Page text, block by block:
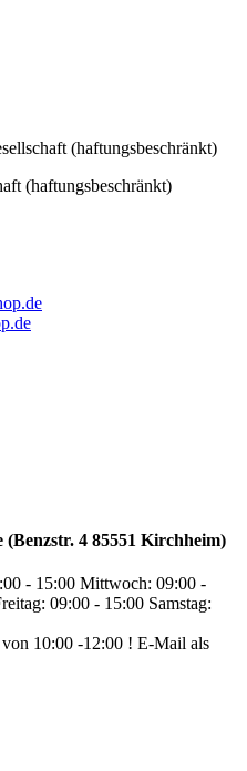
(haftungsbeschränkt)
(haftungsbeschränkt)
4 85551 Kirchheim)
- 15:00 Mittwoch: 09:00 -
09:00 - 15:00 Samstag:
10:00 -12:00 ! E-Mail als